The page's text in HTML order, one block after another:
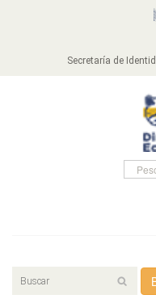
Secretaría de